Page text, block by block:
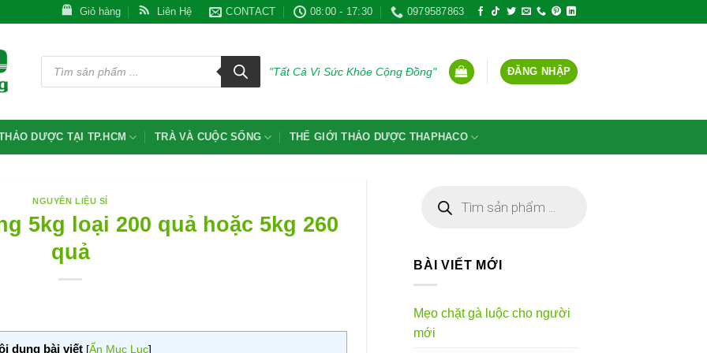
Giỏ hàng Liên Hệ CONTACT 08:00 - 17:30 0979587863
Tìm
kiếm
phẩm
"Tất Cả Vì Sức Khỏe Cộng Đồng" ĐĂNG NHẬP
DƯỢC TẠI TP.HCM TRÀ VÀ CUỘC SỐNG THẾ GIỚI THẢO DƯỢC THAPHACO
NGUYÊN LIỆU SỈ
5kg loại 200 quả hoặc 5kg 260
quả
dung bài viết [Ẩn Mục Lục]
kiếm
BÀI VIẾT MỚI
Mẹo chặt gà luộc cho người
mới